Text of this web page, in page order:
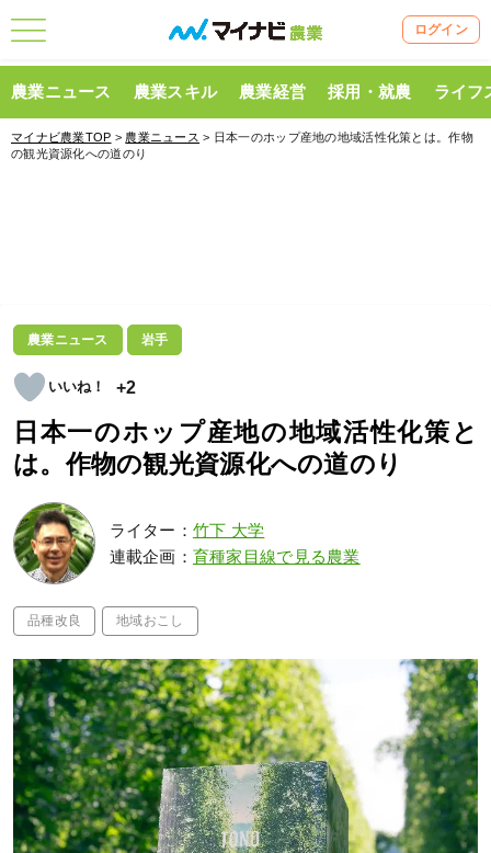
ログイン
農業ニュース 農業スキル 農業経営 採用・就農 ライフ
マイナビ農業TOP > 農業ニュース > 日本一のホップ産地の地域活性化策とは。作物
の観光資源化への道のり
農業ニュース 岩手
+2
日本一のホップ産地の地域活性化策と
は。作物の観光資源化への道のり
ライター： 竹下 大学
連載企画： 育種家目線で見る農業
品種改良 地域おこし